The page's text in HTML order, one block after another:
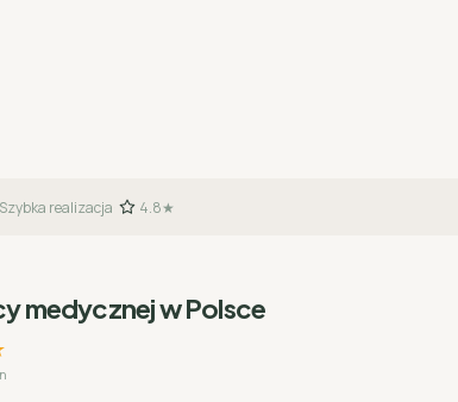
Szybka realizacja 4.8★
medycznej w Polsce